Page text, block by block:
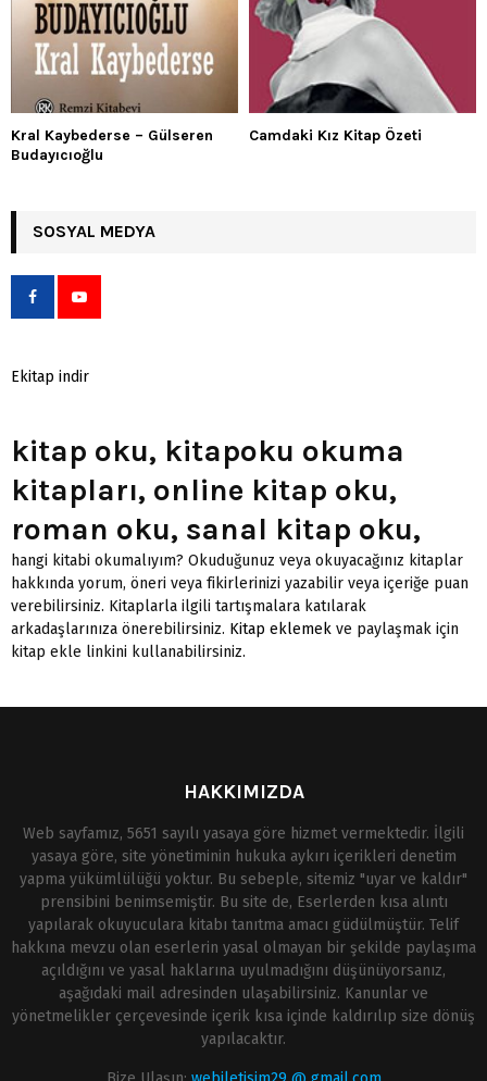
Kral Kaybederse – Gülseren
Budayıcıoğlu
Camdaki Kız Kitap Özeti
SOSYAL MEDYA
Ekitap indir
kitap oku, kitapoku okuma
kitapları, online kitap oku,
roman oku, sanal kitap oku,
hangi kitabi okumalıyım? Okuduğunuz veya okuyacağınız kitaplar
hakkında yorum, öneri veya fikirlerinizi yazabilir veya içeriğe puan
verebilirsiniz. Kitaplarla ilgili tartışmalara katılarak
arkadaşlarınıza önerebilirsiniz. Kitap eklemek ve paylaşmak için
kitap ekle linkini kullanabilirsiniz.
HAKKIMIZDA
Web sayfamız, 5651 sayılı yasaya göre hizmet vermektedir. İlgili
yasaya göre, site yönetiminin hukuka aykırı içerikleri denetim
yapma yükümlülüğü yoktur. Bu sebeple, sitemiz "uyar ve kaldır"
prensibini benimsemiştir. Bu site de, Eserlerden kısa alıntı
yapılarak okuyuculara kitabı tanıtma amacı güdülmüştür. Telif
hakkına mevzu olan eserlerin yasal olmayan bir şekilde paylaşıma
açıldığını ve yasal haklarına uyulmadığını düşünüyorsanız,
aşağıdaki mail adresinden ulaşabilirsiniz. Kanunlar ve
yönetmelikler çerçevesinde içerik kısa içinde kaldırılıp size dönüş
yapılacaktır.